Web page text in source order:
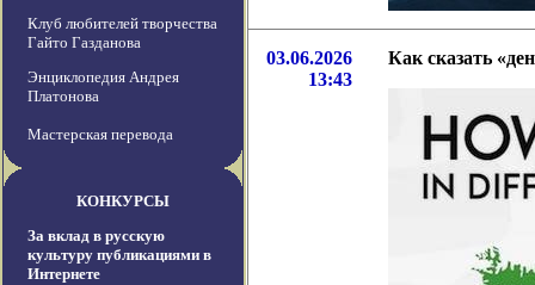
Клуб любителей творчества
Гайто Газданова
Энциклопедия Андрея
Платонова
Мастерская перевода
КОНКУРСЫ
За вклад в русскую
культуру публикациями в
Интернете
03.06.2026
13:43
Как сказать